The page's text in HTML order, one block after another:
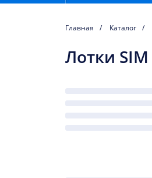
Главная Каталог
Лотки